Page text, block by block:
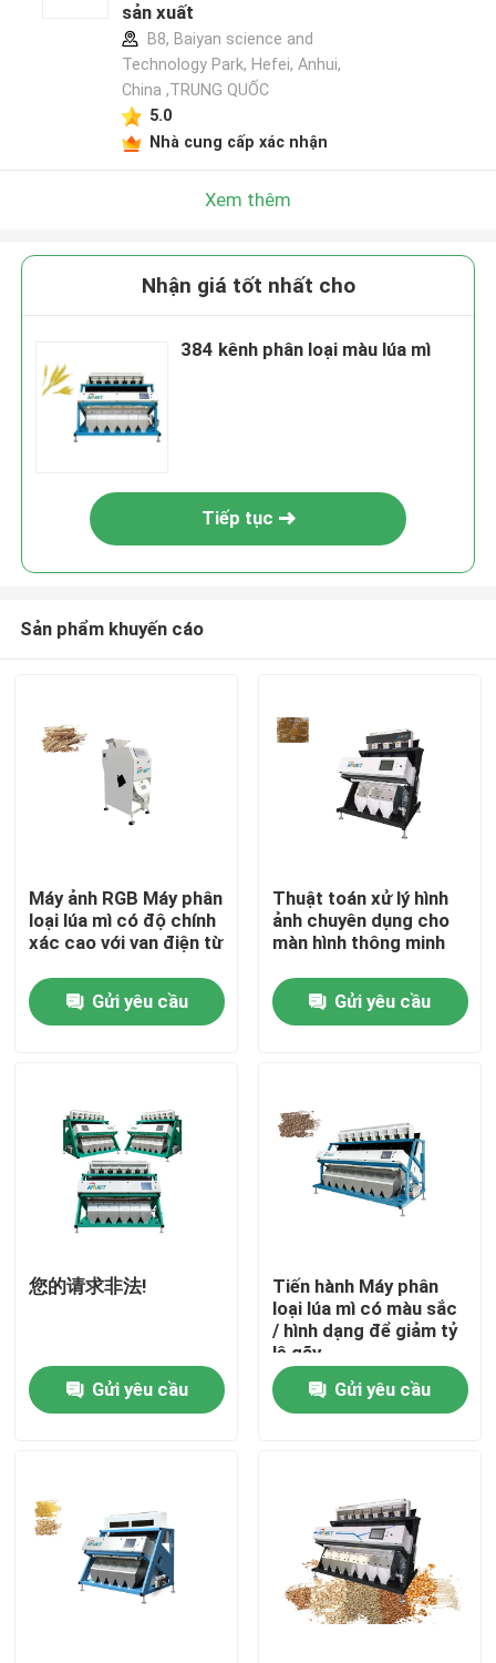
Trang Chủ
Về chúng tôi
Tham quan nhà máy
Kiểm soát chất lượng
Liên hệ chúng tôi
Yêu cầu báo giá
máy phân loại màu gạo
sản xuất
B8, Baiyan science and
Technology Park, Hefei, Anhui,
China ,TRUNG QUỐC
5.0
Nhà cung cấp xác nhận
Xem thêm
Nhận giá tốt nhất cho
384 kênh phân loại màu lúa mì
Tiếp tục
Sản phẩm khuyến cáo
Máy ảnh RGB Máy phân
loại lúa mì có độ chính
xác cao với van điện từ
Gửi yêu cầu
Thuật toán xử lý hình
ảnh chuyên dụng cho
màn hình thông minh
Gửi yêu cầu
您的请求非法!
Gửi yêu cầu
Tiến hành Máy phân
loại lúa mì có màu sắc
/ hình dạng để giảm tỷ
lệ gãy
Gửi yêu cầu